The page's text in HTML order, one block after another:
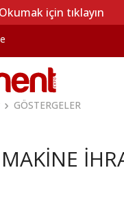
için tıklayın
GÖSTERGELER